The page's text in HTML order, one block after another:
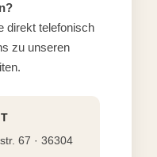
direkt telefonisch
zu unseren
67 · 36304